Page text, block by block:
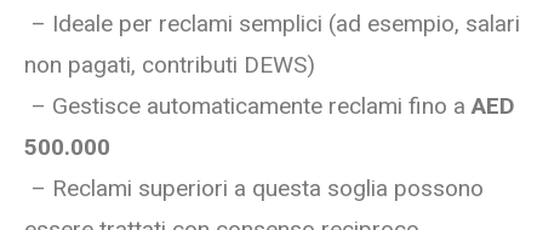
– Ideale per reclami semplici (ad esempio, salari
non pagati, contributi DEWS)
– Gestisce automaticamente reclami fino aAED
500.000
– Reclami superiori a questa soglia possono